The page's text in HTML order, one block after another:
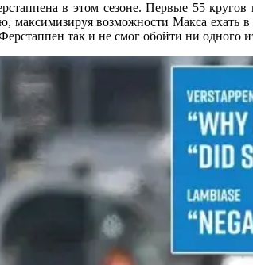
в этом сезоне. Первые 55
максимизируя возможности Макса ехать
так и не смог обойти ни одного